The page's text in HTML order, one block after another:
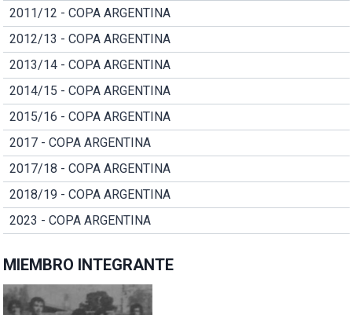
2011/12 - COPA ARGENTINA
2012/13 - COPA ARGENTINA
2013/14 - COPA ARGENTINA
2014/15 - COPA ARGENTINA
2015/16 - COPA ARGENTINA
2017 - COPA ARGENTINA
2017/18 - COPA ARGENTINA
2018/19 - COPA ARGENTINA
2023 - COPA ARGENTINA
MIEMBRO INTEGRANTE